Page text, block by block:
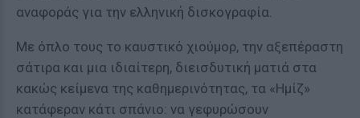
αναφοράς για την ελληνική δισκογραφία.
Με όπλο τους το καυστικό χιούμορ, την αξεπέραστη
σάτιρα και μια ιδιαίτερη, διεισδυτική ματιά στα
κακώς κείμενα της καθημερινότητας, τα «Ημίζ»
κατάφεραν κάτι σπάνιο: να γεφυρώσουν